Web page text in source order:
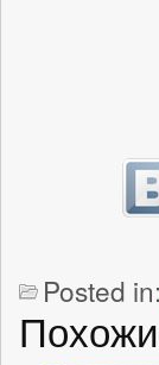
Posted in: